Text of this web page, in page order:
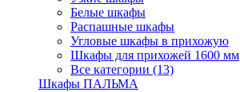
Белые шкафы
Распашные шкафы
Угловые шкафы в прихожую
Шкафы для прихожей 1600 мм
Все категории (13)
Шкафы ПАЛЬМА